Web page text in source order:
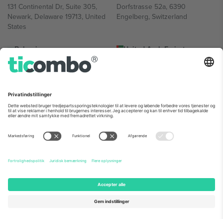
131 Continental Dr, Suite 305,
Newark, Delaware 19713, United
States
Dorfstrasse 52a, 6390
Engelberg, Switzerland
Bulgaria
Regus Sofia City West, bul
Totleben 53-55, 1606 Sofia,
United Arab Emirates
UAE Dubai Silicon Oasis, DDP
Mexico
Av Chapultepec 360, Roma
Norte, Cuauhtémoc, 06700
Ciudad de México, CDMX,
sted, begivenhed og/eller domæne. For detaljer se den specifikke
begivenhedsside, tryk og vilkår.,Virksomhed
Ticombo. Alle rettigheder forbeholdes.